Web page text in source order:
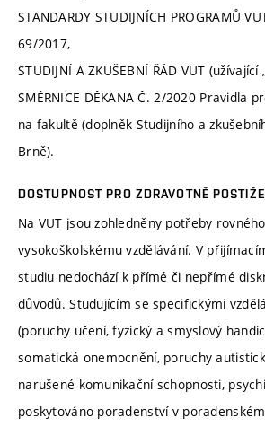
STANDARDY STUDIJNÍCH PROGRAMŮ
69/2017,
STUDIJNÍ A ZKUŠEBNÍ ŘÁD VUT (užívající
SMĚRNICE DĚKANA Č. 2/2020 Pravidla
na fakultě (doplněk Studijního a
Brně).
DOSTUPNOST PRO ZDRAVOTNĚ
Na VUT jsou zohledněny potřeby
vysokoškolskému vzdělávání. V
studiu nedochází k přímé či nepřímé
důvodů. Studujícím se specifickými
(poruchy učení, fyzický a smyslový
somatická onemocnění, poruchy
narušené komunikační schopnosti,
poskytováno poradenství v